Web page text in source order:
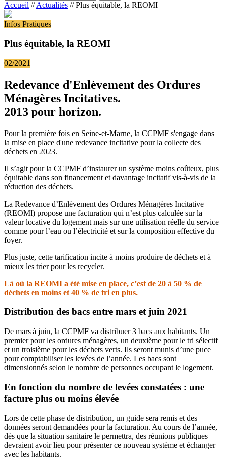
Accueil //Actualités // Plus équitable, la REOMI
Infos Pratiques
Plus équitable, la REOMI
02/2021
Redevance d'Enlèvement des Ordures
Ménagères Incitatives.
2013 pour horizon.
Pour la première fois en Seine-et-Marne, la CCPMF s'engage dans
la mise en place d'une redevance incitative pour la collecte des
déchets en 2023.
Il s’agit pour la CCPMF d’instaurer un système moins coûteux, plus
équitable dans son financement et davantage incitatif vis-à-vis de la
réduction des déchets.
La Redevance d’Enlèvement des Ordures Ménagères Incitative
(REOMI) propose une facturation qui n’est plus calculée sur la
valeur locative du logement mais sur une utilisation réelle du service
comme pour l’eau ou l’électricité et sur la composition effective du
foyer.
Plus juste, cette tarification incite à moins produire de déchets et à
mieux les trier pour les recycler.
Là où la REOMI a été mise en place, c’est de 20 à 50 % de
déchets en moins et 40 % de tri en plus.
Distribution des bacs entre mars et juin 2021
De mars à juin, la CCPMF va distribuer 3 bacs aux habitants. Un
premier pour les ordures ménagères, un deuxième pour le tri sélectif
et un troisième pour les déchets verts. Ils seront munis d’une puce
pour comptabiliser les levées de l’année. Les bacs sont
dimensionnés selon le nombre de personnes occupant le logement.
En fonction du nombre de levées constatées : une
facture plus ou moins élevée
Lors de cette phase de distribution, un guide sera remis et des
données seront demandées pour la facturation. Au cours de l’année,
dès que la situation sanitaire le permettra, des réunions publiques
devraient avoir lieu pour présenter ce nouveau système et échanger
avec les habitants.